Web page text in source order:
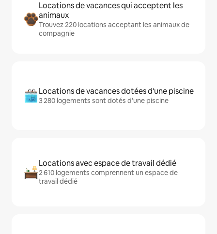
Locations de vacances qui acceptent les
animaux
Trouvez 220 locations acceptant les animaux de
compagnie
Locations de vacances dotées d'une piscine
3 280 logements sont dotés d'une piscine
Locations avec espace de travail dédié
2 610 logements comprennent un espace de
travail dédié